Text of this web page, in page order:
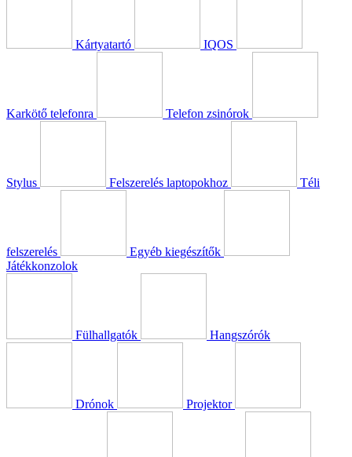
Kártyatartó IQOS
Karkötő telefonra Telefon zsinórok
Stylus Felszerelés laptopokhoz Téli
felszerelés
Egyéb kiegészítők
Játékkonzolok
Fülhallgatók Hangszórók
Drónok Projektor